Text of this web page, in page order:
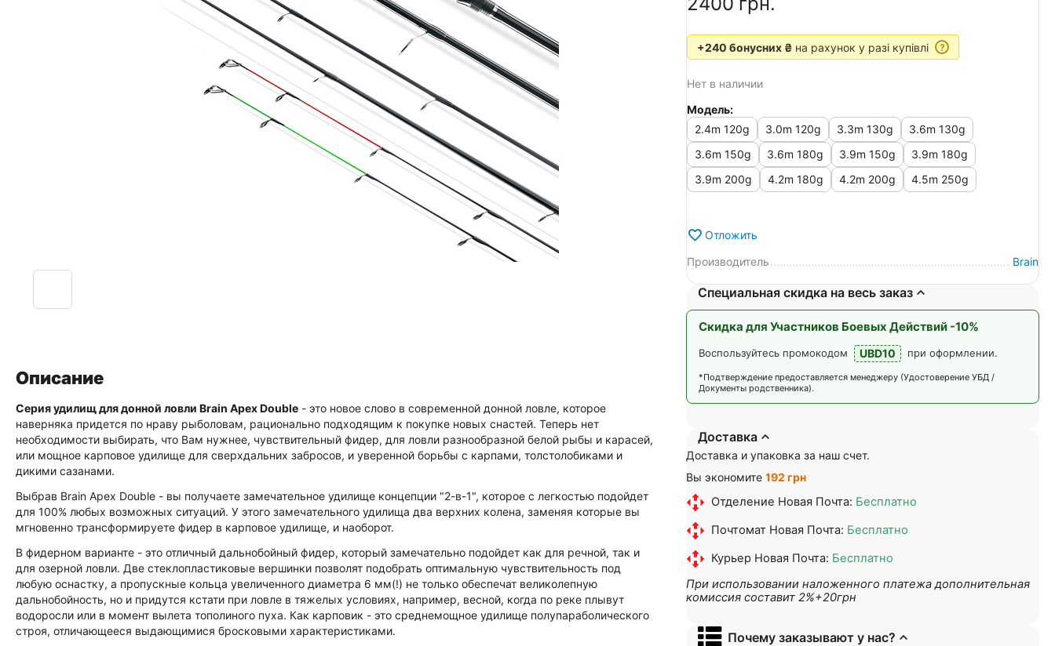
+240 бонусних ₴ на рахунок у разі купівлі ?
Нет в наличии
Модель:
2.4m 120g
3.0m 120g 3.3m 130g
3.6m 130g
3.6m 150g
3.6m 180g 3.9m 150g
3.9m 180g
3.9m 200g
4.2m 180g 4.2m 200g 4.5m 250g
Отложить
Производитель
Brain
Специальная скидка на весь заказ
Скидка для Участников Боевых Действий -10%
Воспользуйтесь промокодом UBD10 при оформлении.
*Подтверждение предоставляется менеджеру (Удостоверение УБД /
Документы родственника).
Доставка
Доставка и упаковка за наш счет.
Вы экономите 192 грн
Отделение Новая Почта: Бесплатно
Почтомат Новая Почта: Бесплатно
Курьер Новая Почта: Бесплатно
При использовании наложенного платежа дополнительная
комиссия составит 2%+20грн
Почему заказывают у нас?
Описание
Серия удилищ для донной ловли Brain Apex Double - это новое слово в современной донной ловле, которое
наверняка придется по нраву рыболовам, рационально подходящим к покупке новых снастей. Теперь нет
необходимости выбирать, что Вам нужнее, чувствительный фидер, для ловли разнообразной белой рыбы и карасей,
или мощное карповое удилище для сверхдальних забросов, и уверенной борьбы с карпами, толстолобиками и
дикими сазанами.
Выбрав Brain Apex Double - вы получаете замечательное удилище концепции "2-в-1", которое с легкостью подойдет
для 100% любых возможных ситуаций. У этого замечательного удилища два верхних колена, заменяя которые вы
мгновенно трансформируете фидер в карповое удилище, и наоборот.
В фидерном варианте - это отличный дальнобойный фидер, который замечательно подойдет как для речной, так и
для озерной ловли. Две стеклопластиковые вершинки позволят подобрать оптимальную чувствительность под
любую оснастку, а пропускные кольца увеличенного диаметра 6 мм(!) не только обеспечат великолепную
дальнобойность, но и придутся кстати при ловле в тяжелых условиях, например, весной, когда по реке плывут
водоросли или в момент вылета тополиного пуха. Как карповик - это среднемощное удилище полупараболического
строя, отличающееся выдающимися бросковыми характеристиками.